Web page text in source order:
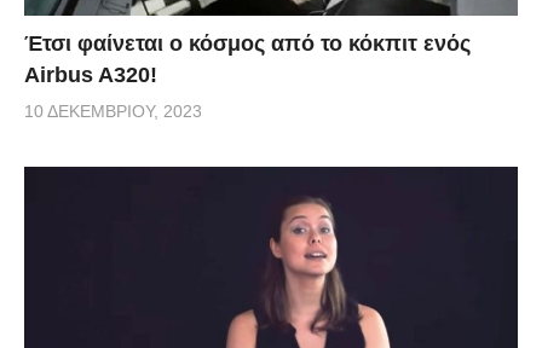
Έτσι φαίνεται ο κόσμος από το κόκπιτ ενός
Airbus A320!
10 ΔΕΚΕΜΒΡΊΟΥ, 2023